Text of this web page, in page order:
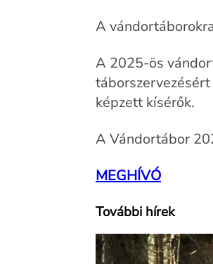
A
A 2025-ös
képzett kísérők.
A Vándortábor
MEGHÍVÓ
További hírek